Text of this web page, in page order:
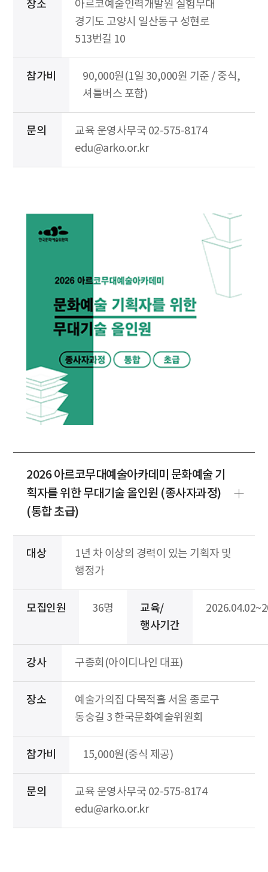
장소
아르코예술인력개발원 실험무대
경기도 고양시 일산동구 성현로
513번길 10
참가비
90,000원(1일 30,000원 기준 / 중식,
셔틀버스 포함)
문의
교육 운영사무국 02-575-8174
edu@arko.or.kr
2026 아르코무대예술아카데미 문화예술 기
획자를 위한 무대기술 올인원 (종사자과정)
(통합 초급)
대상
1년 차 이상의 경력이 있는 기획자 및
행정가
모집인원 36명
교육/
행사기간
강사 구종회(아이디나인 대표)
장소
예술가의집 다목적홀 서울 종로구
동숭길 3 한국문화예술위원회
참가비 15,000원(중식 제공)
문의
교육 운영사무국 02-575-8174
edu@arko.or.kr